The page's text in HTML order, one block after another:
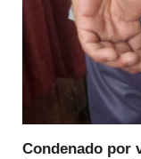
Condenado por